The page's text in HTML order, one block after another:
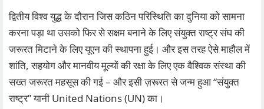
द्वितीय विश्व युद्ध के दौरान जिस कठिन परिस्थिति का दुनिया को सामना
करना पड़ा था उसको फिर से सक्षम बनाने के लिए संयुक्त राष्ट्र संघ की
जरूरत मिटाने के लिए यूएन की स्थापना हुई। और इस तरह ऐसे माहौल में
शांति, सहयोग और मानवीय मूल्यों की रक्षा के लिए एक वैश्विक संस्था की
सख्त जरूरत महसूस की गई – और इसी ज़रूरत से जन्म हुआ “संयुक्त
राष्ट्र” यानी United Nations (UN) का।